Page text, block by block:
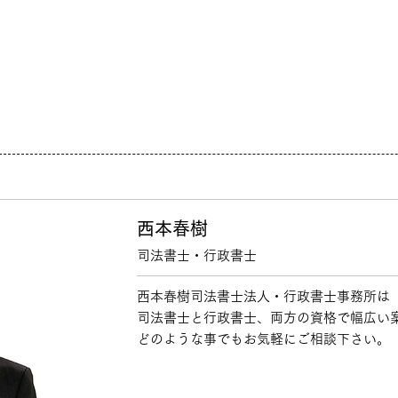
西本春樹
司法書士・行政書士
西本春樹司法書士法人・行政書士事務所は
司法書士と行政書士、両方の資格で幅広い
どのような事でもお気軽にご相談下さい。